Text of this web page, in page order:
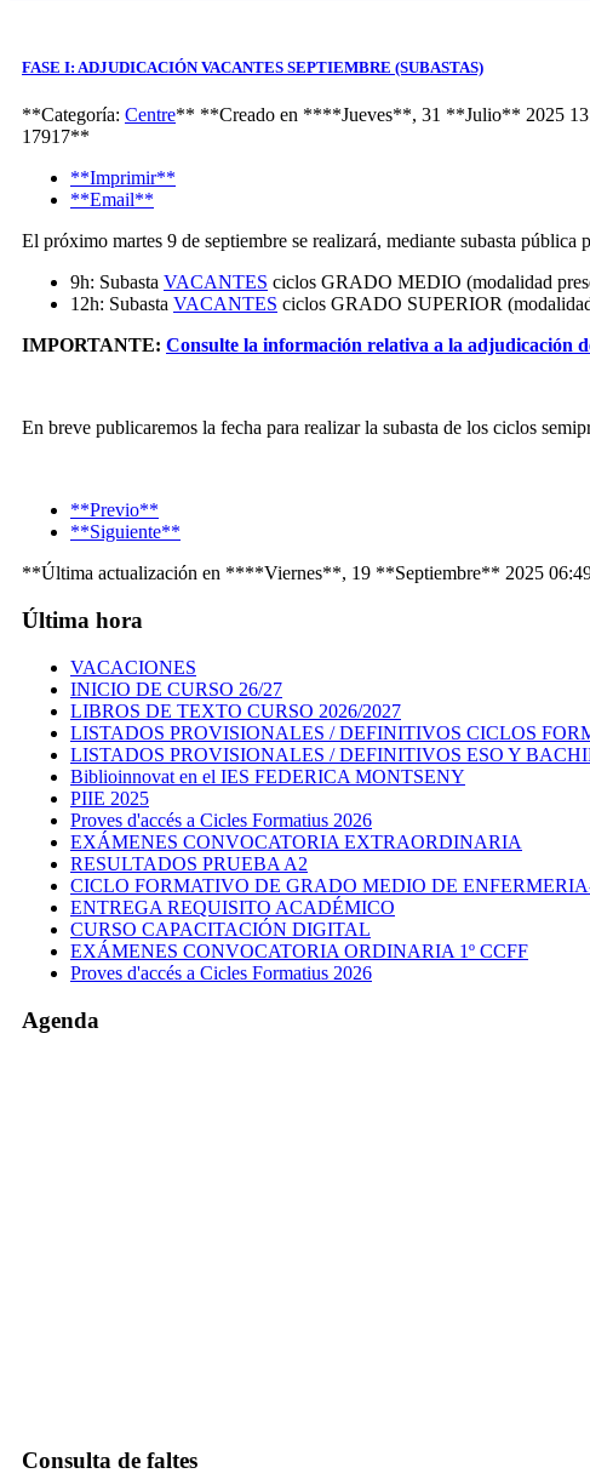
FASE I: ADJUDICACIÓN VACANTES SEPTIEMBRE (SUBASTAS)
**Categoría: Centre** **Creado en ****Jueves**, 31 **Julio** 2025
17917**
**Imprimir**
**Email**
El próximo martes 9 de septiembre se realizará, mediante subasta
9h: Subasta VACANTES ciclos GRADO MEDIO (modalidad
12h: Subasta VACANTES ciclos GRADO SUPERIOR
IMPORTANTE: Consulte la información relativa a la adjudicación
En breve publicaremos la fecha para realizar la subasta de los ciclos
**Previo**
**Siguiente**
**Última actualización en ****Viernes**, 19 **Septiembre** 2025
Última hora
VACACIONES
INICIO DE CURSO 26/27
LIBROS DE TEXTO CURSO 2026/2027
LISTADOS PROVISIONALES / DEFINITIVOS CICLOS
LISTADOS PROVISIONALES / DEFINITIVOS ESO Y
Biblioinnovat en el IES FEDERICA MONTSENY
PIIE 2025
Proves d'accés a Cicles Formatius 2026
EXÁMENES CONVOCATORIA EXTRAORDINARIA
RESULTADOS PRUEBA A2
CICLO FORMATIVO DE GRADO MEDIO DE
ENTREGA REQUISITO ACADÉMICO
CURSO CAPACITACIÓN DIGITAL
EXÁMENES CONVOCATORIA ORDINARIA 1º CCFF
Proves d'accés a Cicles Formatius 2026
Agenda
Consulta de faltes